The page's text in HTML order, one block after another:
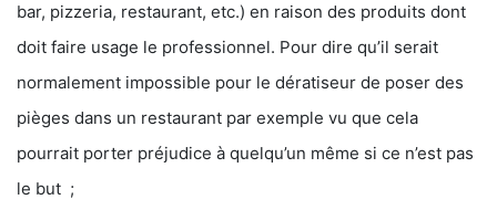
bar, pizzeria, restaurant, etc.) en raison des produits dont
doit faire usage le professionnel. Pour dire qu’il serait
normalement impossible pour le dératiseur de poser des
pièges dans un restaurant par exemple vu que cela
pourrait porter préjudice à quelqu’un même si ce n’est pas
le but ;